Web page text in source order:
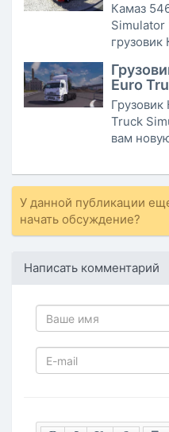
Камаз
Simulator
Euro
Truck
вам
У данной публикации
начать обсуждение?
Написать комментарий